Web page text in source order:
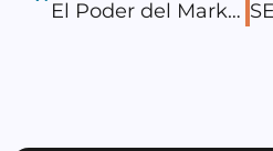
El Poder del Marketing de Contenidos: Estrategias Efectivas para Venezuela